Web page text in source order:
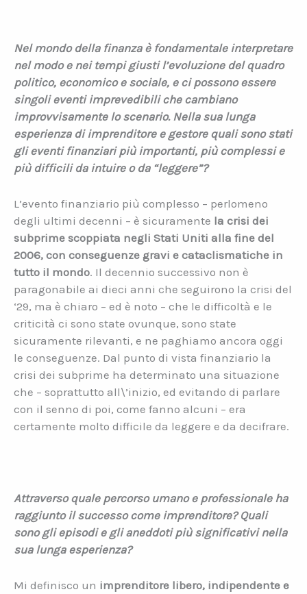
Nel mondo della finanza è fondamentale interpretare
nel modo e nei tempi giusti l’evoluzione del quadro
politico, economico e sociale, e ci possono essere
singoli eventi imprevedibili che cambiano
improvvisamente lo scenario. Nella sua lunga
esperienza di imprenditore e gestore quali sono stati
gli eventi finanziari più importanti, più complessi e
più difficili da intuire o da “leggere”?
L’evento finanziario più complesso – perlomeno
degli ultimi decenni – è sicuramente la crisi dei
subprime scoppiata negli Stati Uniti alla fine del
2006, con conseguenze gravi e cataclismatiche in
tutto il mondo. Il decennio successivo non è
paragonabile ai dieci anni che seguirono la crisi del
‘29, ma è chiaro – ed è noto – che le difficoltà e le
criticità ci sono state ovunque, sono state
sicuramente rilevanti, e ne paghiamo ancora oggi
le conseguenze. Dal punto di vista finanziario la
crisi dei subprime ha determinato una situazione
che – soprattutto all\’inizio, ed evitando di parlare
con il senno di poi, come fanno alcuni – era
certamente molto difficile da leggere e da decifrare.
Attraverso quale percorso umano e professionale ha
raggiunto il successo come imprenditore? Quali
sono gli episodi e gli aneddoti più significativi nella
sua lunga esperienza?
Mi definisco un imprenditore libero, indipendente e